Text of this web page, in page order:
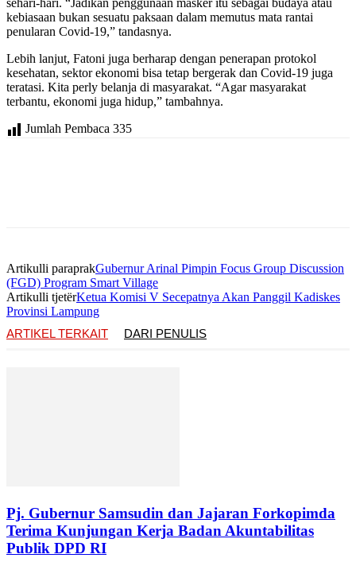
sehari-hari. “Jadikan penggunaan masker itu sebagai budaya atau
kebiasaan bukan sesuatu paksaan dalam memutus mata rantai
penularan Covid-19,” tandasnya.
Lebih lanjut, Fatoni juga berharap dengan penerapan protokol
kesehatan, sektor ekonomi bisa tetap bergerak dan Covid-19 juga
teratasi. Kita perly belanja di masyarakat. “Agar masyarakat
terbantu, ekonomi juga hidup,” tambahnya.
Jumlah Pembaca 335
Artikulli paraprakGubernur Arinal Pimpin Focus Group Discussion
(FGD) Program Smart Village
Artikulli tjetërKetua Komisi V Secepatnya Akan Panggil Kadiskes
Provinsi Lampung
ARTIKEL TERKAIT
DARI PENULIS
Pj. Gubernur Samsudin dan Jajaran Forkopimda
Terima Kunjungan Kerja Badan Akuntabilitas
Publik DPD RI